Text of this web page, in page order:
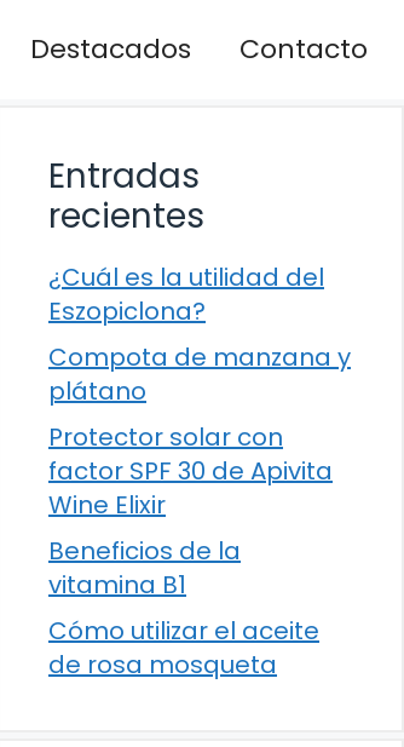
Destacados Contacto
Entradas
recientes
¿Cuál es la utilidad del
Eszopiclona?
Compota de manzana y
plátano
Protector solar con
factor SPF 30 de Apivita
Wine Elixir
Beneficios de la
vitamina B1
Cómo utilizar el aceite
de rosa mosqueta